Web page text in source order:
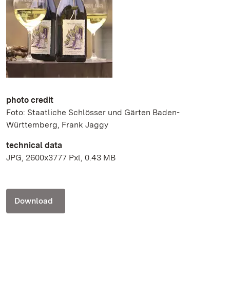
photo credit
Foto: Staatliche Schlösser und Gärten Baden-
Württemberg, Frank Jaggy
technical data
JPG, 2600x3777 Pxl, 0.43 MB
Download